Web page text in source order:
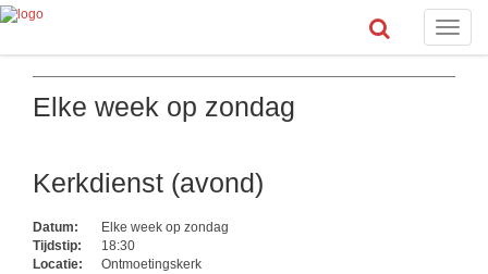
Toggle
Elke week op zondag
Kerkdienst (avond)
Datum:
Elke week op zondag
Tijdstip:
18:30
Locatie:
Ontmoetingskerk